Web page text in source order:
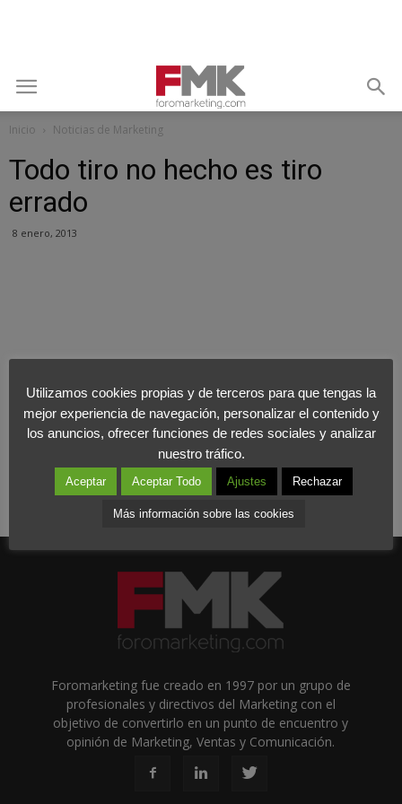
Inicio Noticias de Marketing
Todo tiro no hecho es tiro
errado
8 enero, 2013
Foromarketing fue creado en 1997 por un grupo de
profesionales y directivos del Marketing con el
objetivo de convertirlo en un punto de encuentro y
opinión de Marketing, Ventas y Comunicación.
Utilizamos cookies propias y de terceros para que tengas la
mejor experiencia de navegación, personalizar el contenido y
los anuncios, ofrecer funciones de redes sociales y analizar
nuestro tráfico.
Aceptar Aceptar Todo Ajustes Rechazar
Más información sobre las cookies